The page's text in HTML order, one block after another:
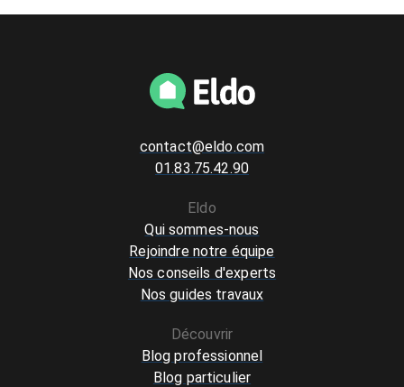
contact@eldo.com
01.83.75.42.90
Eldo
Qui sommes-nous
Rejoindre notre équipe
Nos conseils d'experts
Nos guides travaux
Découvrir
Blog professionnel
Blog particulier